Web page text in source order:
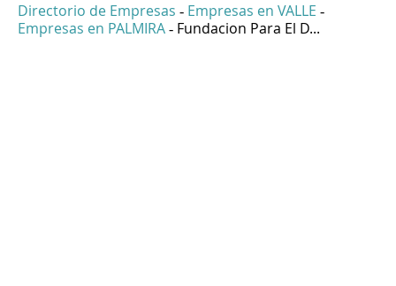
Directorio de Empresas - Empresas en VALLE -
Empresas en PALMIRA - Fundacion Para El D...